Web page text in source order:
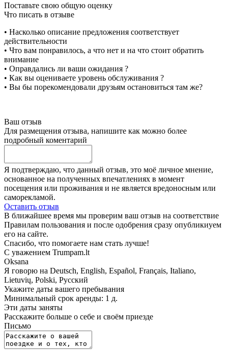
Поставьте свою общую оценку
Что писать в отзыве
• Насколько описание предложения соответствует
действительности
• Что вам понравилось, а что нет и на что стоит обратить
внимание
• Оправдались ли ваши ожидания ?
• Как вы оцениваете уровень обслуживания ?
• Вы бы порекомендовали друзьям остановиться там же?
Ваш отзыв
Для размещения отзыва, напишите как можно более
подробный коментарий
Я подтверждаю, что данный отзыв, это моё личное мнение,
основанное на полученных впечатлениях в момент
посещения или проживания и не является вредоносным или
саморекламой.
Оставить отзыв
В ближайшее время мы проверим ваш отзыв на соответствие
Правилам пользования и после одобрения сразу опубликиуем
его на сайте.
Спасибо, что помогаете нам стать лучше!
С уважением Trumpam.lt
Oksana
Я говорю на Deutsch, English, Español, Français, Italiano,
Lietuvių, Polski, Русский
Укажите даты вашего пребывания
Минимальный срок аренды: 1 д.
Эти даты заняты
Расскажите больше о себе и своём приезде
Письмо